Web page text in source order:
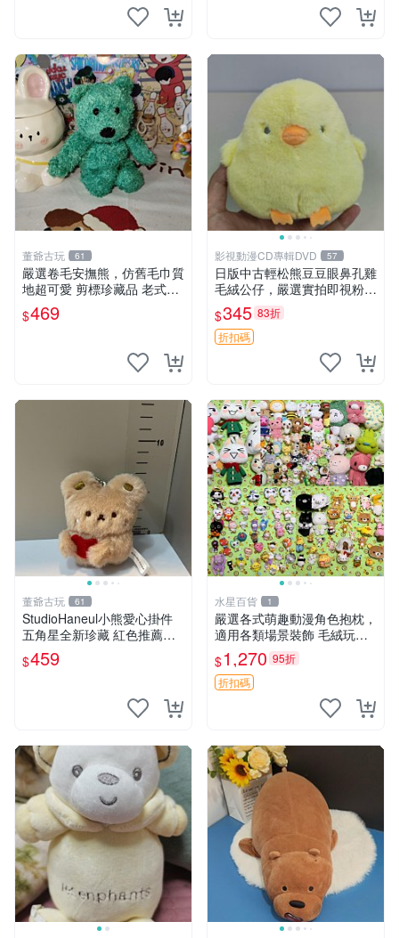
董爺古玩 61
嚴選卷毛安撫熊，仿舊毛巾質
地超可愛 剪標珍藏品 老式毛
巾質地 安撫熊 款式
$469
影視動漫CD專輯DVD 57
日版中古輕松熊豆豆眼鼻孔雞
毛絨公仔，嚴選實拍即視粉絲
必買 公仔紙箱氣泡膜精心包
裝快速發貨 輕松熊 公仔 雞毛
絨
$345 83折
折扣碼
董爺古玩 61
StudioHaneul小熊愛心掛件
五角星全新珍藏 紅色推薦收
藏 玩具掛飾 掛件 新品
$459
水星百貨 1
嚴選各式萌趣動漫角色抱枕，
適用各類場景裝飾 毛絨玩
具、卡通抱枕、趣味玩偶
$1,270 95折
折扣碼